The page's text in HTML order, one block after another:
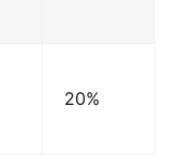
20%